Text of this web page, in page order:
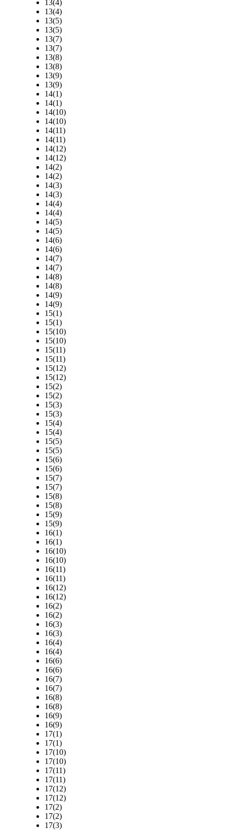
13(4)
13(4)
13(5)
13(5)
13(7)
13(7)
13(8)
13(8)
13(9)
13(9)
14(1)
14(1)
14(10)
14(10)
14(11)
14(11)
14(12)
14(12)
14(2)
14(2)
14(3)
14(3)
14(4)
14(4)
14(5)
14(5)
14(6)
14(6)
14(7)
14(7)
14(8)
14(8)
14(9)
14(9)
15(1)
15(1)
15(10)
15(10)
15(11)
15(11)
15(12)
15(12)
15(2)
15(2)
15(3)
15(3)
15(4)
15(4)
15(5)
15(5)
15(6)
15(6)
15(7)
15(7)
15(8)
15(8)
15(9)
15(9)
16(1)
16(1)
16(10)
16(10)
16(11)
16(11)
16(12)
16(12)
16(2)
16(2)
16(3)
16(3)
16(4)
16(4)
16(6)
16(6)
16(7)
16(7)
16(8)
16(8)
16(9)
16(9)
17(1)
17(1)
17(10)
17(10)
17(11)
17(11)
17(12)
17(12)
17(2)
17(2)
17(3)